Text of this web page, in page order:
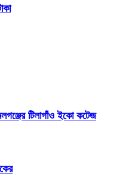
টিলাগাঁও ইকো কটেজ